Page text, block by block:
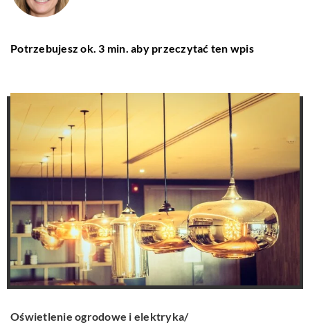
Potrzebujesz ok. 3 min. aby przeczytać ten wpis
Oświetlenie ogrodowe i elektryka/